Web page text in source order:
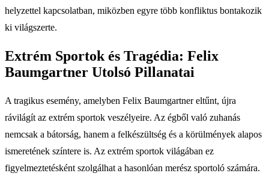
helyzettel kapcsolatban, miközben egyre több konfliktus bontakozik
ki világszerte.
Extrém Sportok és Tragédia: Felix
Baumgartner Utolsó Pillanatai
A tragikus esemény, amelyben Felix Baumgartner eltűnt, újra
rávilágít az extrém sportok veszélyeire. Az égből való zuhanás
nemcsak a bátorság, hanem a felkészültség és a körülmények alapos
ismeretének színtere is. Az extrém sportok világában ez
figyelmeztetésként szolgálhat a hasonlóan merész sportoló számára.